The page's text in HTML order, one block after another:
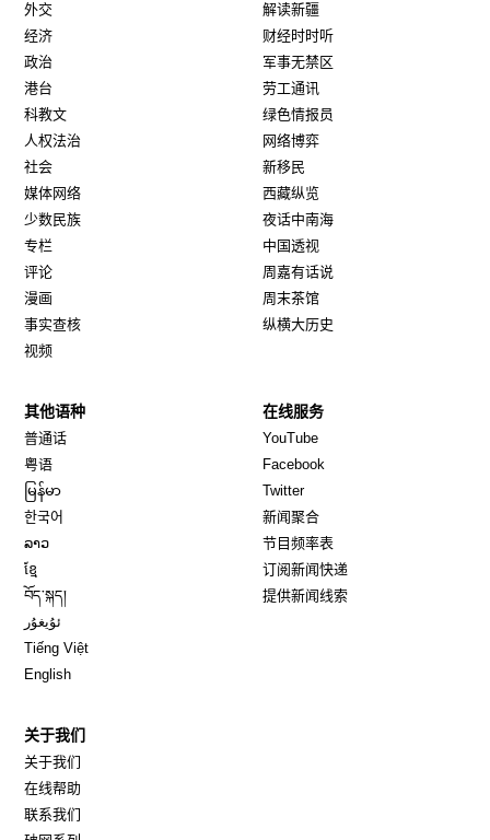
外交
经济
政治
港台
科教文
人权法治
社会
媒体网络
少数民族
专栏
评论
漫画
事实查核
视频
解读新疆
财经时时听
军事无禁区
劳工通讯
绿色情报员
网络博弈
新移民
西藏纵览
夜话中南海
中国透视
周嘉有话说
周末茶馆
纵横大历史
其他语种
普通话
粤语
မြန်မာ
한국어
ລາວ
ខ្មែ
བོད་སྐད།
ئۇيغۇر
Tiếng Việt
English
在线服务
YouTube
Facebook
TwitterOpens in new window
新闻聚合
节目频率表
订阅新闻快递
提供新闻线索
关于我们
关于我们
在线帮助
联系我们